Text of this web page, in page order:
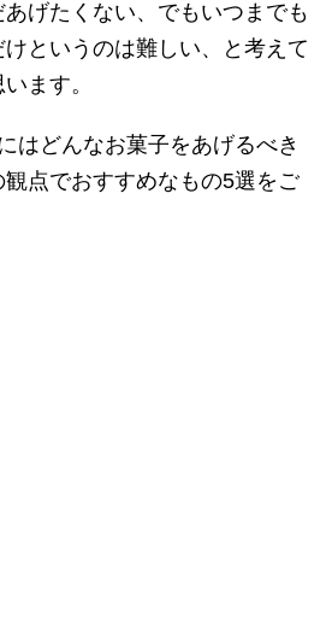
げたくない、でもいつまでも
というのは難しい、と考えて
ます。
はどんなお菓子をあげるべき
点でおすすめなもの5選をご